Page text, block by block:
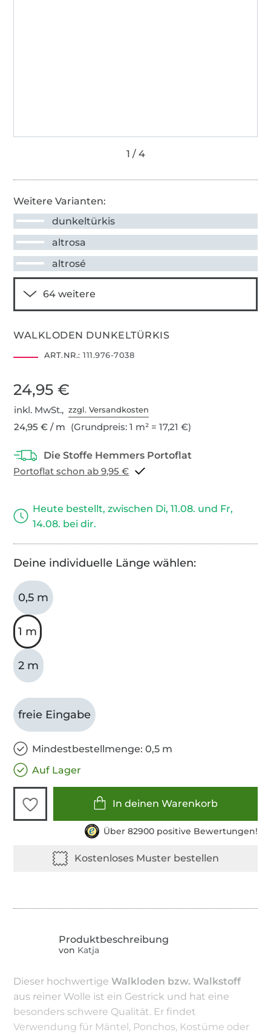
Weitere Varianten:
dunkeltürkis
altrosa
altrosé
WALKLODEN DUNKELTÜRKIS
ART.NR.: 111.976-7038
24,95 €
inkl. MwSt.,zzgl. Versandkosten
24,95 € / m (Grundpreis: 1 m² = 17,21 €)
Portoflat schon ab 9,95 €
Heute bestellt, zwischen Di, 11.08. und Fr,
14.08. bei dir.
Deine individuelle Länge wählen:
0,5 m
1 m
2 m
freie Eingabe
Mindestbestellmenge: 0,5 m
Auf Lager
In deinen Warenkorb
Über 82900 positive Bewertungen!
von Katja
Dieser hochwertigeWalkloden bzw. Walkstoff
aus reiner Wolle ist ein Gestrick und hat eine
besonders schwere Qualität. Er findet
Verwendung für Mäntel, Ponchos, Kostüme oder